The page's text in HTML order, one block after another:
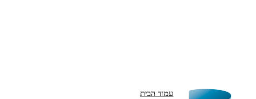
עמוד הבית